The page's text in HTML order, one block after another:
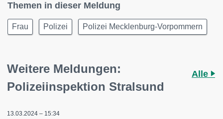
Themen in dieser Meldung
Frau Polizei Polizei Mecklenburg-Vorpommern
Weitere Meldungen:
Polizeiinspektion Stralsund
Alle
13.03.2024 – 15:34